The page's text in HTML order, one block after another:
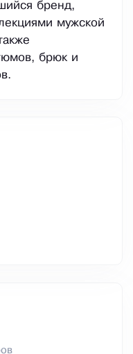
бренд,
мужской
брюк и